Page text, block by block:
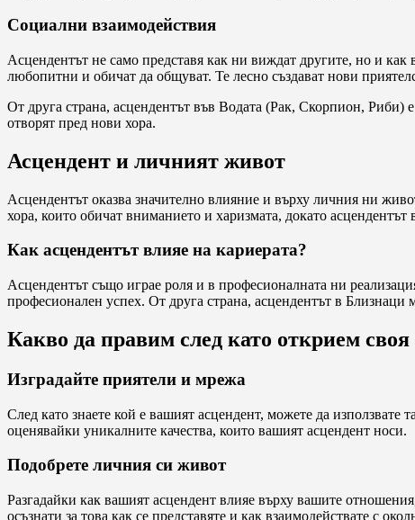
Социални взаимодействия
Асцендентът не само представя как ни виждат другите, но и
любопитни и обичат да общуват. Те лесно създават нови
От друга страна, асцендентът във Водата (Рак, Скорпион, Риби)
отворят пред нови хора.
Асцендент и личният живот
Асцендентът оказва значително влияние и върху личния ни
хора, които обичат вниманието и харизмата, докато
Как асцендентът влияе на кариерата?
Асцендентът също играе роля и в професионалната ни
професионален успех. От друга страна, асцендентът в
Какво да правим след като открием своя
Изградайте приятели и мрежа
След като знаете кой е вашият асцендент, можете да
оценявайки уникалните качества, които вашият асцендент носи.
Подобрете личния си живот
Разгадайки как вашият асцендент влияе върху вашите
осъзнати за това как се представяте и как взаимодействате с